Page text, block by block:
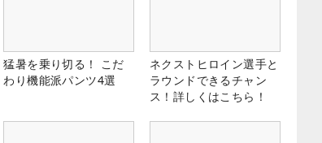
猛暑を乗り切る！ こだ
わり機能派パンツ4選
ネクストヒロイン選手と
ラウンドできるチャン
ス！詳しくはこちら！